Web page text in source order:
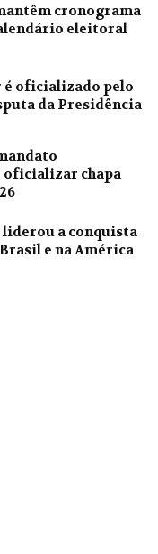
cronograma
eleitoral
oficializado pelo
da Presidência
oficializar chapa
a conquista
e na América